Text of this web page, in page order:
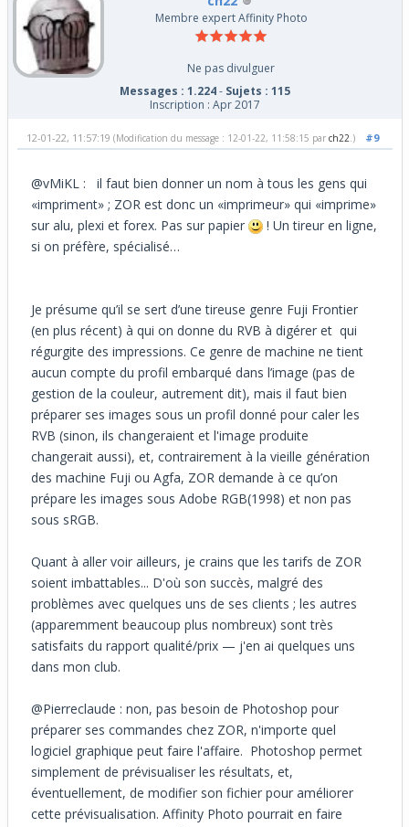
Membre expert Affinity Photo
Ne pas divulguer
Messages : 1.224- Sujets : 115
Inscription : Apr 2017
#9
12-01-22, 11:57:19 (Modification du message : 12-01-22, 11:58:15 par ch22.)
@vMiKL : il faut bien donner un nom à tous les gens qui
«impriment» ; ZOR est donc un «imprimeur» qui «imprime»
sur alu, plexi et forex. Pas sur papier
! Un tireur en ligne,
si on préfère, spécialisé…
Je présume qu’il se sert d’une tireuse genre Fuji Frontier
(en plus récent) à qui on donne du RVB à digérer et qui
régurgite des impressions. Ce genre de machine ne tient
aucun compte du profil embarqué dans l’image (pas de
gestion de la couleur, autrement dit), mais il faut bien
préparer ses images sous un profil donné pour caler les
RVB (sinon, ils changeraient et l'image produite
changerait aussi), et, contrairement à la vieille génération
des machine Fuji ou Agfa, ZOR demande à ce qu’on
prépare les images sous Adobe RGB(1998) et non pas
sous sRGB.
Quant à aller voir ailleurs, je crains que les tarifs de ZOR
soient imbattables... D'où son succès, malgré des
problèmes avec quelques uns de ses clients ; les autres
(apparemment beaucoup plus nombreux) sont très
satisfaits du rapport qualité/prix — j'en ai quelques uns
dans mon club.
@Pierreclaude : non, pas besoin de Photoshop pour
préparer ses commandes chez ZOR, n'importe quel
logiciel graphique peut faire l'affaire. Photoshop permet
simplement de prévisualiser les résultats, et,
éventuellement, de modifier son fichier pour améliorer
cette prévisualisation. Affinity Photo pourrait en faire